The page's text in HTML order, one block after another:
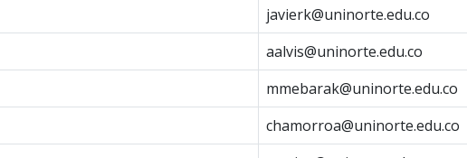
javierk@uninorte.edu.co
aalvis@uninorte.edu.co
mmebarak@uninorte.edu.co
chamorroa@uninorte.edu.co